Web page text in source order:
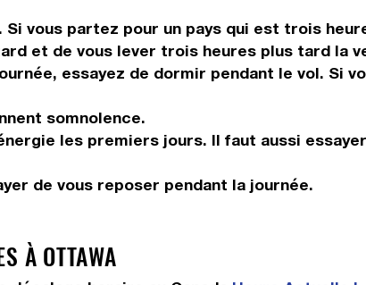
Si vous partez pour un pays qui est trois
et de vous lever trois heures plus tard la
essayez de dormir pendant le vol. Si
somnolence.
les premiers jours. Il faut aussi
de vous reposer pendant la journée.
À OTTAWA